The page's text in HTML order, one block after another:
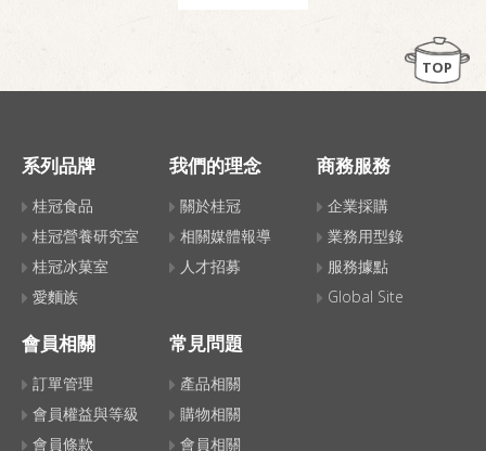
TOP
系列品牌
桂冠食品
桂冠營養研究室
桂冠冰菓室
愛麵族
我們的理念
關於桂冠
相關媒體報導
人才招募
商務服務
企業採購
業務用型錄
服務據點
Global Site
會員相關
訂單管理
會員權益與等級
會員條款
常見問題
產品相關
購物相關
會員相關